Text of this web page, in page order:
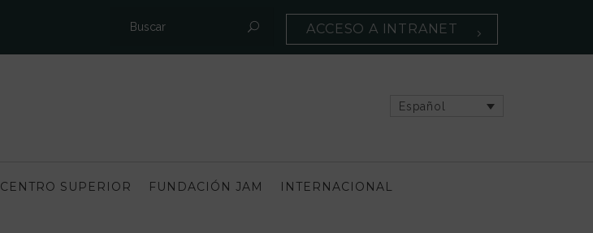
ACCESO A INTRANET
Español
CENTRO SUPERIOR FUNDACIÓN JAM INTERNACIONAL